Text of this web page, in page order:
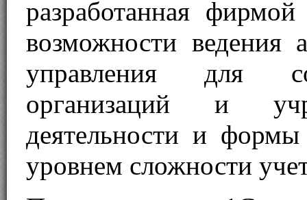
разработанная
возможности ведения
управления для
организаций и
деятельности и
уровнем сложности